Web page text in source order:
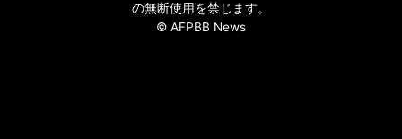
の無断使用を禁じます。
© AFPBB News